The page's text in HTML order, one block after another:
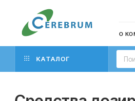
О
КАТАЛОГ